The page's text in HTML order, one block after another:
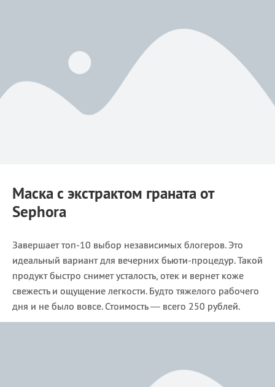
Маска с экстрактом граната от
Sephora
Завершает топ-10 выбор независимых блогеров. Это
идеальный вариант для вечерних бьюти-процедур. Такой
продукт быстро снимет усталость, отек и вернет коже
свежесть и ощущение легкости. Будто тяжелого рабочего
дня и не было вовсе. Стоимость — всего 250 рублей.